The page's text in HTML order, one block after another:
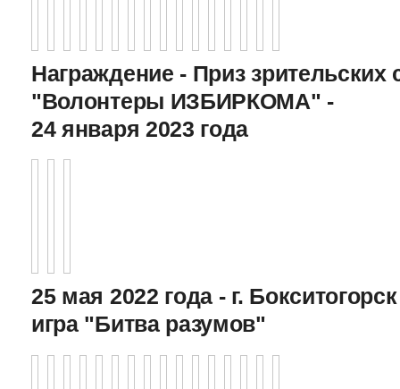
Награждение - Приз зрительских
"Волонтеры ИЗБИРКОМА" -
24 января 2023 года
25 мая 2022 года - г.
игра "Битва разумов"